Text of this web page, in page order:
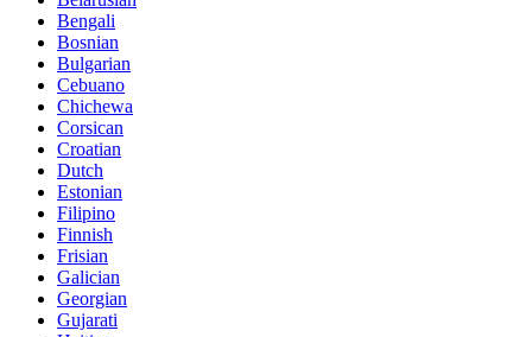
Bengali
Bosnian
Bulgarian
Cebuano
Chichewa
Corsican
Croatian
Dutch
Estonian
Filipino
Finnish
Frisian
Galician
Georgian
Gujarati